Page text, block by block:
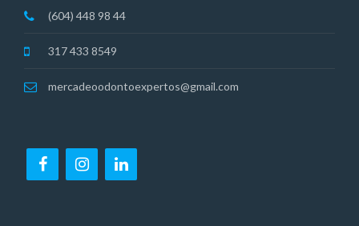
(604) 448 98 44
317 433 8549
mercadeoodontoexpertos@gmail.com